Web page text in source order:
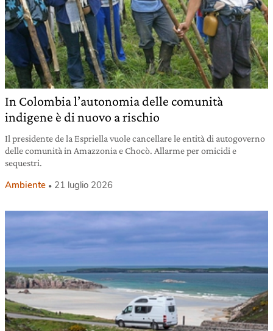
In Colombia l’autonomia delle comunità
indigene è di nuovo a rischio
Il presidente de la Espriella vuole cancellare le entità di autogoverno
delle comunità in Amazzonia e Chocò. Allarme per omicidi e
sequestri.
Ambiente 21 luglio 2026